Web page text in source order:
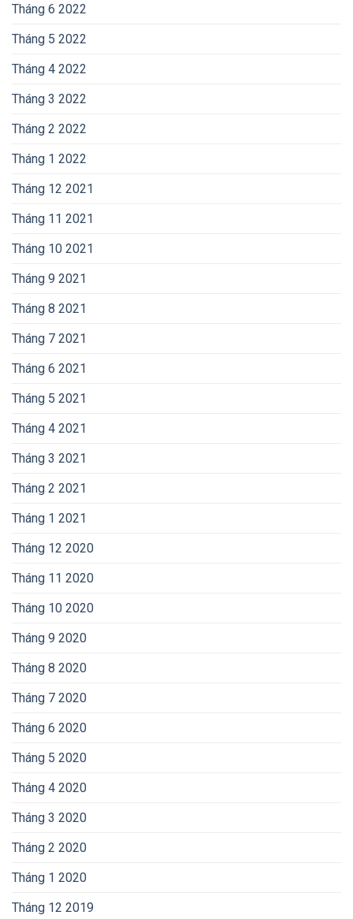
Tháng 6 2022
Tháng 5 2022
Tháng 4 2022
Tháng 3 2022
Tháng 2 2022
Tháng 1 2022
Tháng 12 2021
Tháng 11 2021
Tháng 10 2021
Tháng 9 2021
Tháng 8 2021
Tháng 7 2021
Tháng 6 2021
Tháng 5 2021
Tháng 4 2021
Tháng 3 2021
Tháng 2 2021
Tháng 1 2021
Tháng 12 2020
Tháng 11 2020
Tháng 10 2020
Tháng 9 2020
Tháng 8 2020
Tháng 7 2020
Tháng 6 2020
Tháng 5 2020
Tháng 4 2020
Tháng 3 2020
Tháng 2 2020
Tháng 1 2020
Tháng 12 2019